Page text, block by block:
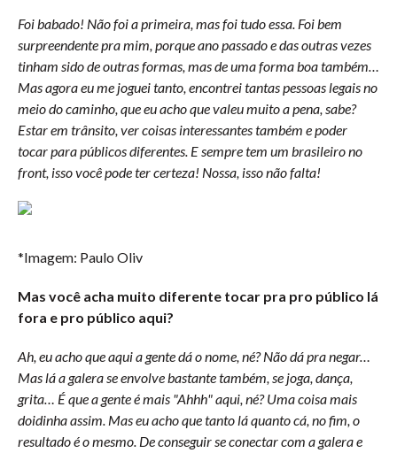
Foi babado! Não foi a primeira, mas foi tudo essa. Foi bem
surpreendente pra mim, porque ano passado e das outras vezes
tinham sido de outras formas, mas de uma forma boa também…
Mas agora eu me joguei tanto, encontrei tantas pessoas legais no
meio do caminho, que eu acho que valeu muito a pena, sabe?
Estar em trânsito, ver coisas interessantes também e poder
tocar para públicos diferentes. E sempre tem um brasileiro no
front, isso você pode ter certeza! Nossa, isso não falta!
*Imagem: Paulo Oliv
Mas você acha muito diferente tocar pra pro público lá
fora e pro público aqui?
Ah, eu acho que aqui a gente dá o nome, né? Não dá pra negar…
Mas lá a galera se envolve bastante também, se joga, dança,
grita… É que a gente é mais "Ahhh" aqui, né? Uma coisa mais
doidinha assim. Mas eu acho que tanto lá quanto cá, no fim, o
resultado é o mesmo. De conseguir se conectar com a galera e